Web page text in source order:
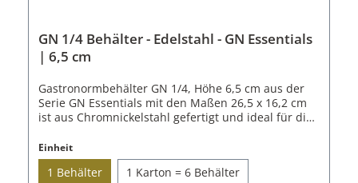
GN 1/4 Behälter - Edelstahl - GN Essentials
| 6,5 cm
Gastronormbehälter GN 1/4, Höhe 6,5 cm aus der
Serie GN Essentials mit den Maßen 26,5 x 16,2 cm
ist aus Chromnickelstahl gefertigt und ideal für die
eine solide und kostengünstige Lösung für den
täglichen Einsatz in Gastronomie, Catering und
Gemeinschaftsverpflegung.Mit einer Materialstärke
Einheit
1 Behälter 1 Karton = 6 Behälter